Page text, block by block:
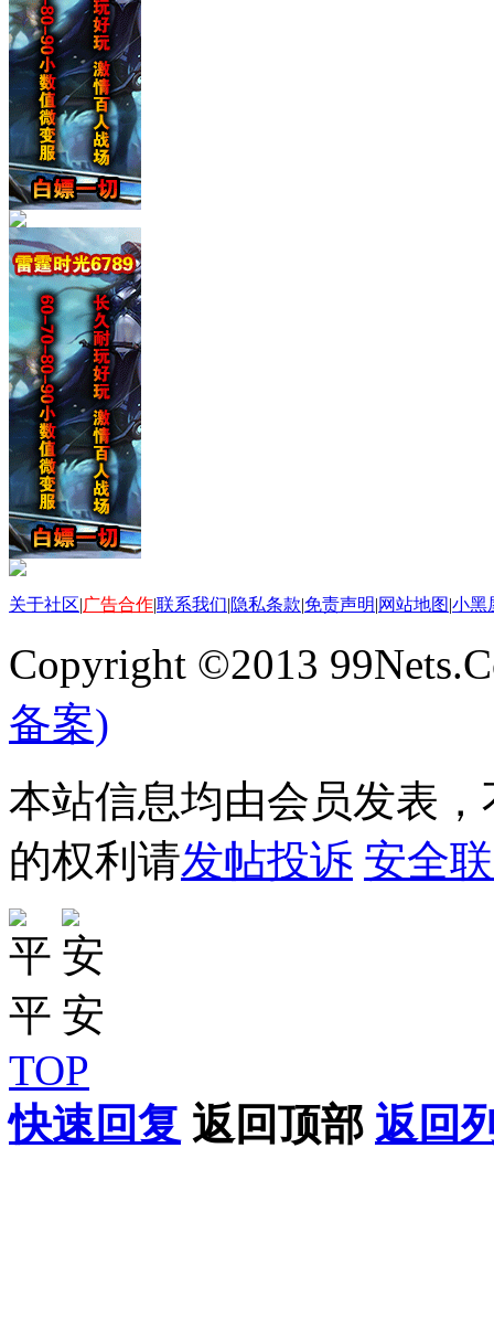
关于社区|广告合作|联系我们|隐私条款|免责声明|网站地图|小黑
Copyright ©2013
备案)
本站信息均由会员发表
的权利请发帖投诉 安全
TOP
快速回复 返回顶部 返回